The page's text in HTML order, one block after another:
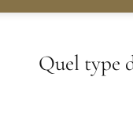
Quel type